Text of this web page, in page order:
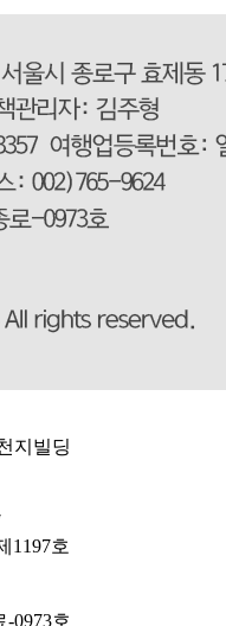
전으로 발생되는 경품
하거나 수사기관의 요청
사자에게 고지하는 것을
근거에 의해 부득이하게
수집목적 및 이용목적
도록 최대한 노력하겠
「동의」를 체크하면
제 등 필요한 조치를 하
찾아내는 쿠키(Cookie)
운영하는데 이용되는
작은 텍스트 파일로서 이
이는 이용자의 방문형태,
비스를 만들어 제공할 수
웹브라우저에서 옵션
도 있고, 매번 확인을 거
지빌딩
1197호
0973호